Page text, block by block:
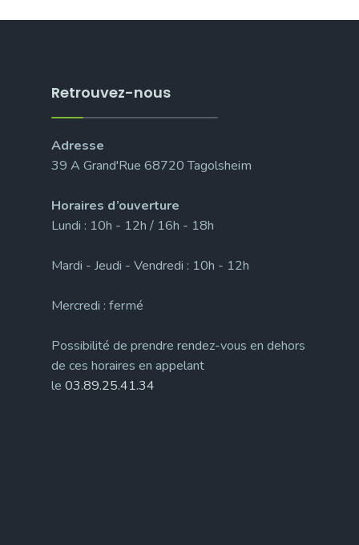
Retrouvez-nous
Adresse
39 A Grand'Rue 68720 Tagolsheim
Horaires d’ouverture
Lundi : 10h - 12h / 16h - 18h
Mardi - Jeudi - Vendredi : 10h - 12h
Mercredi : fermé
Possibilité de prendre rendez-vous en dehors
de ces horaires en appelant
le 03.89.25.41.34